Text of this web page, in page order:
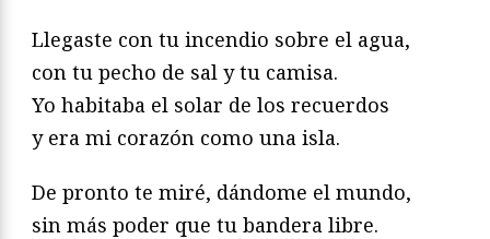
Llegaste con tu incendio sobre el agua,
con tu pecho de sal y tu camisa.
Yo habitaba el solar de los recuerdos
y era mi corazón como una isla.
De pronto te miré, dándome el mundo,
sin más poder que tu bandera libre.